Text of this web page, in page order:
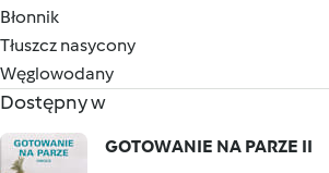
Błonnik
Tłuszcz nasycony
Węglowodany
Dostępny w
GOTOWANIE NA PARZE II